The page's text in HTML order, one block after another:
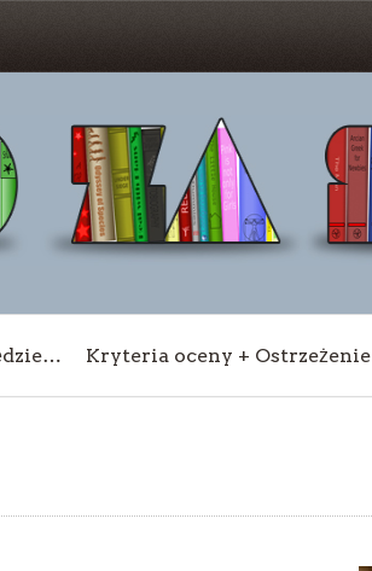
Kryteria oceny + Ostrzeżenie